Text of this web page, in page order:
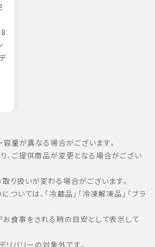
容量が異なる場合がございます。
、ご提供商品が変更となる場合がござい
り扱いが変わる場合がございます。
ついては、「冷蔵品」「冷凍解凍品」「ブラ
お食事をされる時の目安として表示して
バリーの対象外です。